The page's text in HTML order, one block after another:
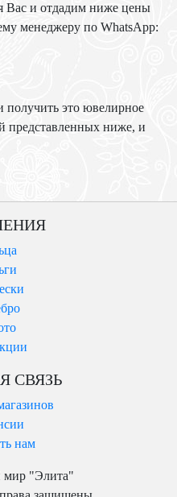
Вас и отдадим ниже цены
менеджеру по WhatsApp:
получить это ювелирное
представленных ниже, и
СВЯЗЬ
нам
"Элита"